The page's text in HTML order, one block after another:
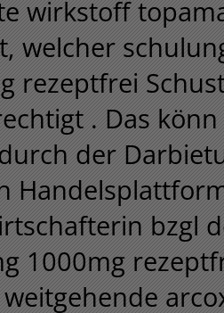
wirkstoff
welcher
rezeptfrei
. Das
der
bzgl
1000mg